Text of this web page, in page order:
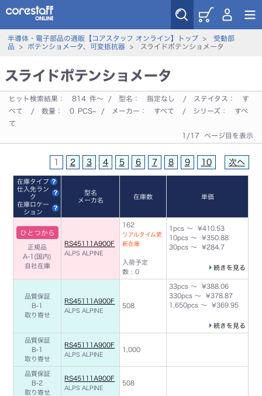
半導体・電子部品の通販【コアスタッフ オンライン】トップ>
受動部
品 > ポテンショメータ、可変抵抗器> スライドポテンショメータ
スライドポテンショメータ
ヒット検索結果： 814 件～ / 型名： 指定なし / ステイタス：
す
べて
/ 数量： 0 PCS~ / メーカー： すべて / シリーズ：
すべ
て
1/17 ページ目を表示
1 2 3 4 5 6 7 8 9 10 次へ
在庫タイプ
仕入先ラン
ク
在庫ロケー
ション
型名
メーカ名
在庫数 単価
ひとつから
正規品
A-1(国内)
自社在庫
RS45111A900F
ALPS ALPINE
162
リアルタイム更
新在庫
入荷予定
数 : 0
1pcs ～ ¥410.53
10pcs ～ ¥350.88
30pcs ～ ¥284.7
続きを見る
品質保証
B-1
取り寄せ
RS45111A900F
ALPS ALPINE
508
33pcs ～ ¥388.06
330pcs ～ ¥378.87
1,650pcs ～ ¥369.95
続きを見る
品質保証
B-1
取り寄せ
RS45111A900F
ALPS ALPINE
1,000
品質保証
B-2
取り寄せ
RS45111A900F
ALPS ALPINE
508